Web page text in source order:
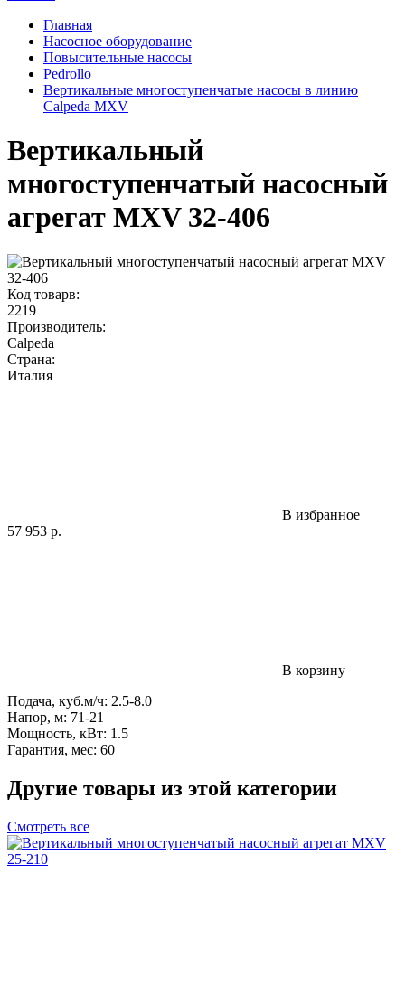
Главная
Насосное оборудование
Повысительные насосы
Pedrollo
Вертикальные многоступенчатые насосы в линию
Calpeda MXV
Вертикальный
многоступенчатый насосный
агрегат MXV 32-406
Код товарв:
2219
Производитель:
Calpeda
Страна:
Италия
В избранное
57 953 р.
В корзину
Подача, куб.м/ч: 2.5-8.0
Напор, м: 71-21
Мощность, кВт: 1.5
Гарантия, мес: 60
Другие товары из этой категории
Смотреть все